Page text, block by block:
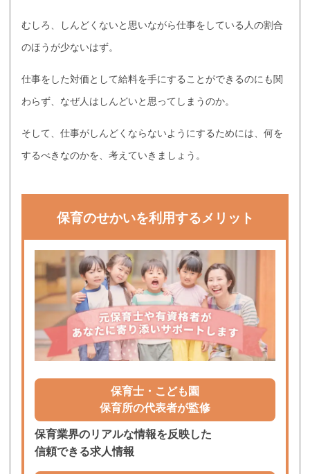
むしろ、しんどくないと思いながら仕事をしている人の割合
のほうが少ないはず。
仕事をした対価として給料を手にすることができるのにも関
わらず、なぜ人はしんどいと思ってしまうのか。
そして、仕事がしんどくならないようにするためには、何を
するべきなのかを、考えていきましょう。
保育のせかいを利用するメリット
保育士・こども園
保育所の代表者が監修
保育業界のリアルな情報を反映した
信頼できる求人情報